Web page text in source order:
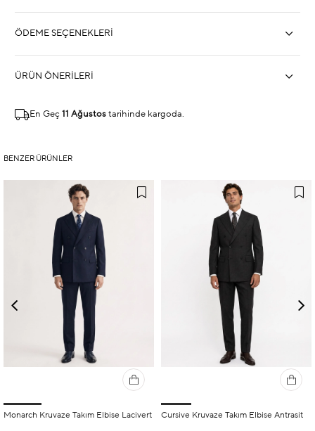
ÖDEME SEÇENEKLERI
ÜRÜN ÖNERILERI
En Geç 11 Ağustos tarihinde kargoda.
BENZER ÜRÜNLER
Monarch Kruvaze Takım Elbise Lacivert Cursive Kruvaze Takım Elbise Antrasit